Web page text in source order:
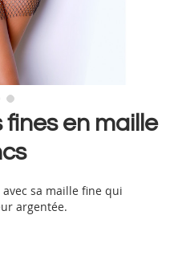
fines en maille
sa maille fine qui
argentée.